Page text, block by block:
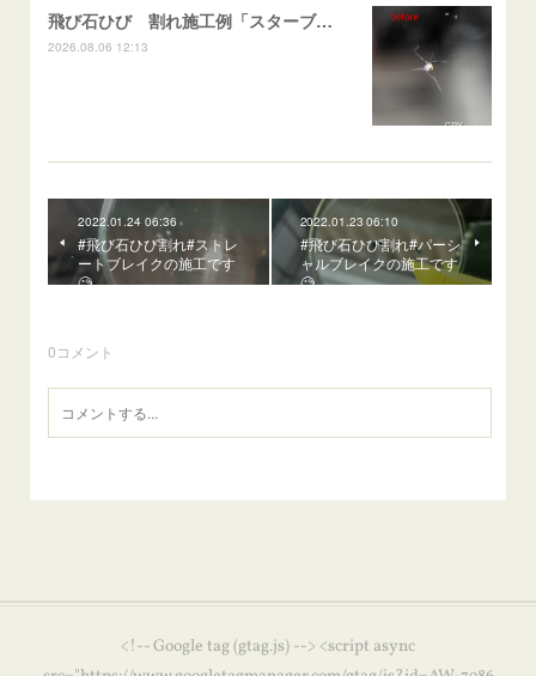
飛び石ひび 割れ施工例「スターブレイク系」 フリード
2026.08.06 12:13
2022.01.24 06:36
#飛び石ひび割れ#ストレ
ートブレイクの施工です
🧐
2022.01.23 06:10
#飛び石ひび割れ#パーシ
ャルブレイクの施工です
🧐
0コメント
<!-- Google tag (gtag.js) --> <script async